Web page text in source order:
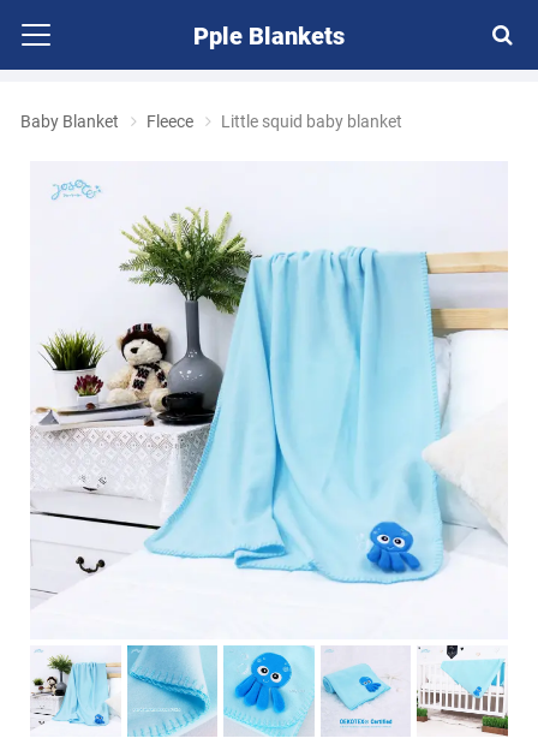
Pple Blankets
Baby Blanket Fleece Little squid baby blanket